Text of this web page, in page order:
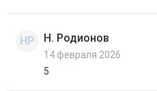
НР Н. Родионов
14 февраля 2026
5